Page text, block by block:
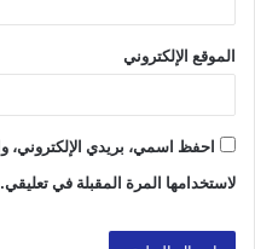
الموقع الإلكتروني
احفظ اسمي، بريدي الإلكتروني،
لاستخدامها المرة المقبلة في تعليقي.